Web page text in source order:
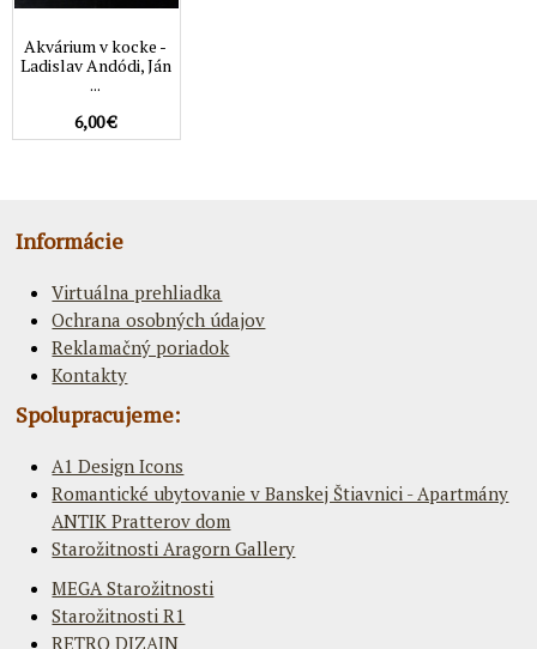
Akvárium v kocke -
Ladislav Andódi, Ján
...
6,00 €
Informácie
Virtuálna prehliadka
Ochrana osobných údajov
Reklamačný poriadok
Kontakty
Spolupracujeme:
A1 Design Icons
Romantické ubytovanie v Banskej Štiavnici - Apartmány
ANTIK Pratterov dom
Starožitnosti Aragorn Gallery
MEGA Starožitnosti
Starožitnosti R1
RETRO DIZAJN